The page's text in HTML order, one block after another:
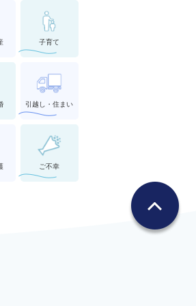
子育て
引越し・住まい
ご不幸